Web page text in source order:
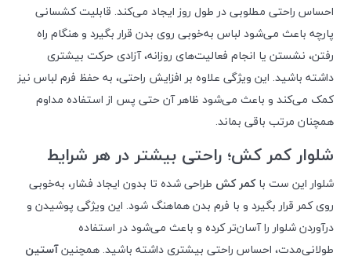
احساس راحتی مطلوبی در طول روز ایجاد می‌کند. قابلیت کشسانی
پارچه باعث می‌شود لباس به‌خوبی روی بدن قرار بگیرد و هنگام راه
رفتن، نشستن یا انجام فعالیت‌های روزانه، آزادی حرکت بیشتری
داشته باشید. این ویژگی علاوه بر افزایش راحتی، به حفظ فرم لباس نیز
کمک می‌کند و باعث می‌شود ظاهر آن حتی پس از استفاده مداوم
همچنان مرتب باقی بماند.
شلوار کمر کش؛ راحتی بیشتر در هر شرایط
شلوار این ست باکمر کش طراحی شده تا بدون ایجاد فشار، به‌خوبی
روی کمر قرار بگیرد و با فرم بدن هماهنگ شود. این ویژگی پوشیدن و
درآوردن شلوار را آسان‌تر کرده و باعث می‌شود در استفاده
طولانی‌مدت، احساس راحتی بیشتری داشته باشید. همچنینآستین